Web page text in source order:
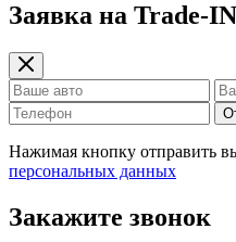
Заявка на Trade-IN
Нажимая кнопку отправить
персональных данных
Закажите звонок